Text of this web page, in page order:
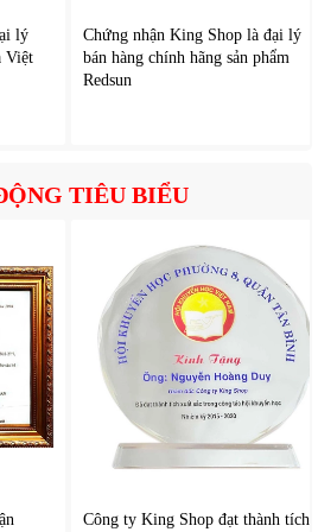
có hiệu suất lọc cao nhờ công suất
độ, màng lọc hiệu quả cao thu giữ
lý
Việt
Chứng nhận King Shop là đại lý
bán hàng chính hãng sản phẩm
Redsun
TIÊU BIỂU
Công ty King Shop đạt thành tích